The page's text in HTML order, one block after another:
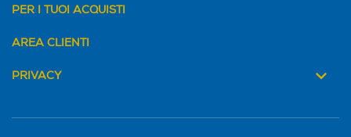
PER I TUOI ACQUISTI
AREA CLIENTI
PRIVACY